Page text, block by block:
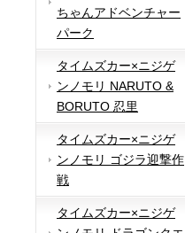
ちゃんアドベンチャー
パーク
タイムズカー×ニジゲ
ンノモリ NARUTO &
BORUTO 忍里
タイムズカー×ニジゲ
ンノモリ ゴジラ迎撃作
戦
タイムズカー×ニジゲ